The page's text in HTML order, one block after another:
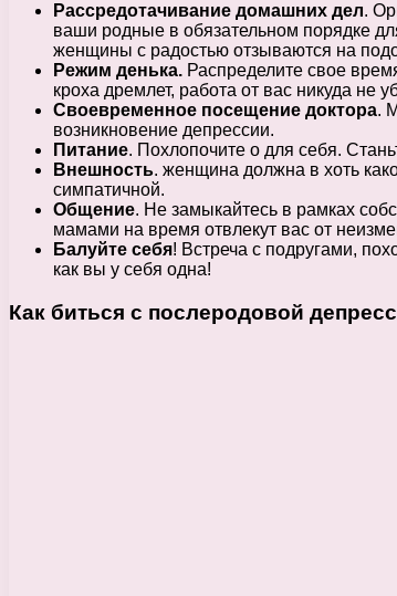
Рассредотачивание домашних дел.
ваши родные в обязательном порядке
женщины с радостью отзываются на
Режим денька. Распределите свое
кроха дремлет, работа от вас никуда не
Своевременное посещение доктора.
возникновение депрессии.
Питание. Похлопочите о для себя.
Внешность. женщина должна в хоть
симпатичной.
Общение. Не замыкайтесь в рамках
мамами на время отвлекут вас от
Балуйте себя! Встреча с подругами,
как вы у себя одна!
Как биться с послеродовой